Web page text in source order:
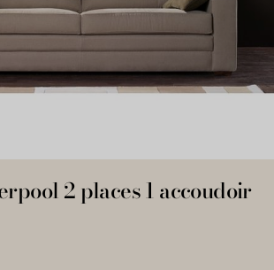
2 places 1 accoudoir